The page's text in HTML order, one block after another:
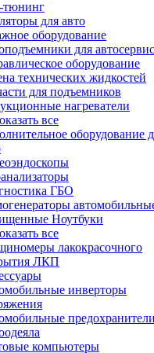
тюнинг
для авто
оборудование
для
оборудование
технических жидкостей
для подъемников
нагреватели
все
оборудование
ГБО
Ноутбуки
все
лакокрасочного
ЛКП
инверторы
компьютеры